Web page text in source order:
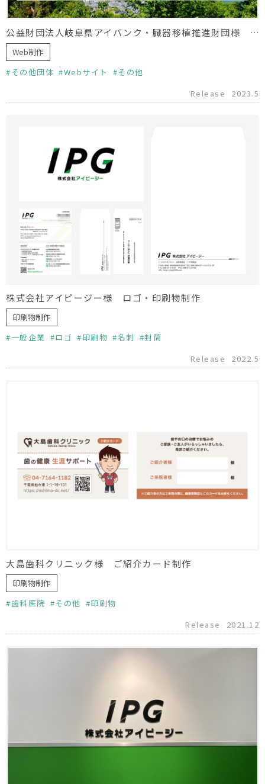
公益財団法人岐阜県アイバンク・臓器移植推進財団様 ホームページリニューアル
Web制作
その他団体
Webサイト
その他
Release
2023.5
株式会社アイピージー様 ロゴ・印刷物制作
印刷物制作
一般企業
ロゴ 印刷物 名刺
封筒
Release
2022.5
大島歯科クリニック様 ご紹介カード制作
印刷物制作
歯科医院
その他
印刷物
Release
2021.12